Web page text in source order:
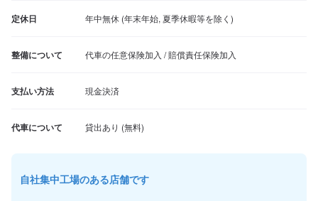
定休日 年中無休 (年末年始, 夏季休暇等を除く)
整備について 代車の任意保険加入 / 賠償責任保険加入
支払い方法 現金決済
代車について
自社集中工場のある店舗です